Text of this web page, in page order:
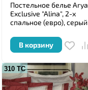
Постельное белье Arya
Exclusive "Alina", 2-х
спальное (евро), серый
В корзину
310 ТС